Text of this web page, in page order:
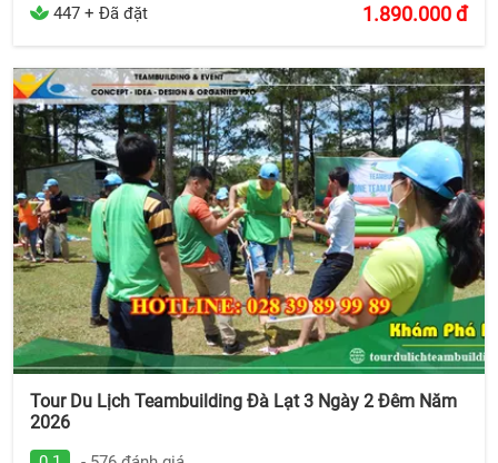
447 + Đã đặt 1.890.000đ
Tour Du Lịch Teambuilding Đà Lạt 3 Ngày 2 Đêm Năm
2026